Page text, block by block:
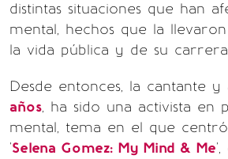
distintas situaciones que han
mental, hechos que la
la vida pública y de su carrera
Desde entonces, la cantante y
años, ha sido una activista en
mental, tema en el que
'Selena Gomez: My Mind & Me',